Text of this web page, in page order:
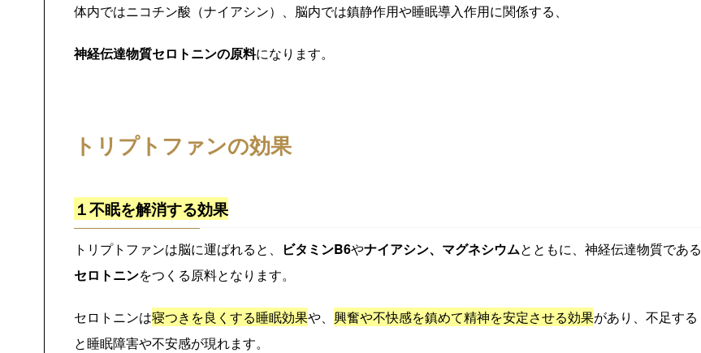
体内ではニコチン酸（ナイアシン）、脳内では鎮静作用や睡眠導入作用に関係する、
神経伝達物質セロトニンの原料になります。
トリプトファンの効果
１不眠を解消する効果
トリプトファンは脳に運ばれると、 ビタミンB6やナイアシン、マグネシウムとともに、神経伝達物質である
セロトニンをつくる原料となります。
セロトニンは寝つきを良くする睡眠効果や、 興奮や不快感を鎮めて精神を安定させる効果があり、不足する
と睡眠障害や不安感が現れます。